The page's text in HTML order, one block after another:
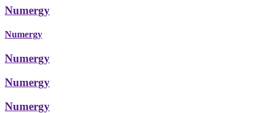
Numergy
Numergy
Numergy
Numergy
Numergy